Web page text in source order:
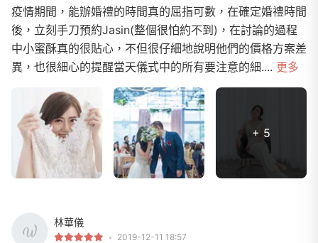
疫情期間，能辦婚禮的時間真的屈指可數，在確定婚禮時間
後，立刻手刀預約Jasin(整個很怕約不到)，在討論的過程
中小蜜酥真的很貼心，不但很仔細地說明他們的價格方案差
異，也很細心的提醒當天儀式中的所有要注意的細.... 更多
+ 5
林華儀
2019-12-11 18:57